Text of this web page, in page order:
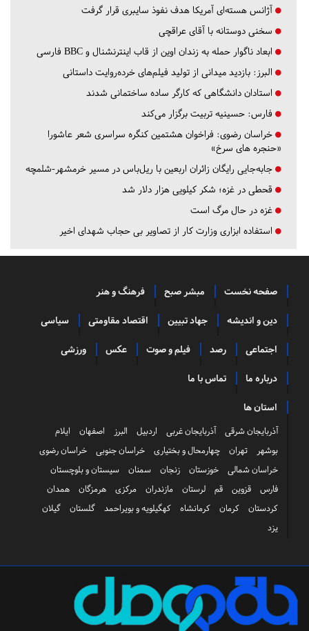
آژانس هسته‌ای آمریکا هدف نفوذ سایبری قرار گرفت
سخنی دوستانه با آقای عراقچی
ابعاد ناگوار حمله به زندان اوین از قاب اینترنشنال و BBC فارسی
البرز: بازدید میدانی از تولید فیلم‌های خرده‌روایت داستانی
استادان دانشگاهی که کارگر ساده ساختمانی شدند
فارس: حسینیه تربیت برگزار می‌کند
خراسان رضوی: فراخوان هشتمین کنگره سراسری شعر عاشورا
«حنجره های سرخ»
جابه‌جایی رایگان زائران اربعین با ریل‌باس در مسیر خرمشهر-شلمچه
قحطی در غزه؛ شکر کیلویی هزار دلار شد
غزه در حال مرگ است
استفاده ابزاری وزارت کار از تصاویر بی حجاب شهدای اخیر
صفحه نخست مبشر صبح فرهنگ و هنر
دین و اندیشه جهاد تبیین اقتصاد مقاومتی سیاسی
اجتماعی رصد فیلم و صوت عکس ورزشی
درباره ما تماس با ما
استان ها
آذربایجان شرقی آذربایجان غربی اردبیل البرز اصفهان
ایلام
بوشهر
تهران چهارمحال و بختیاری خراسان جنوبی
خراسان رضوی
خراسان شمالی
خوزستان زنجان سمنان
سیستان و بلوچستان
فارس
قزوین قم لرستان مازندران مرکزی هرمزگان
همدان
کردستان
کرمان کرمانشاه کهگیلویه و بویراحمد گلستان
گیلان
یزد